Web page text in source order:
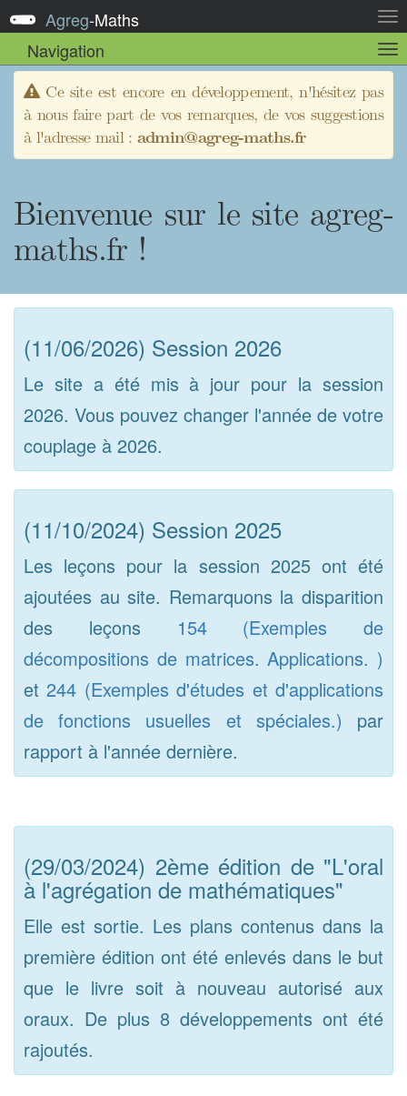
la
Agreg-Maths
Navigation
la
Ce site est encore en développement, n'hésitez pas
à nous faire part de vos remarques, de vos suggestions
à l'adresse mail : admin@agreg-maths.fr
Bienvenue sur le site agreg-
maths.fr !
(11/06/2026) Session 2026
Le site a été mis à jour pour la session
2026. Vous pouvez changer l'année de votre
couplage à 2026.
(11/10/2024) Session 2025
Les leçons pour la session 2025 ont été
ajoutées au site. Remarquons la disparition
des leçons 154 (Exemples de
décompositions de matrices. Applications. )
et244 (Exemples d'études et d'applications
de fonctions usuelles et spéciales.) par
rapport à l'année dernière.
(29/03/2024) 2ème édition de "L'oral
à l'agrégation de mathématiques"
Elle est sortie. Les plans contenus dans la
première édition ont été enlevés dans le but
que le livre soit à nouveau autorisé aux
oraux. De plus 8 développements ont été
rajoutés.